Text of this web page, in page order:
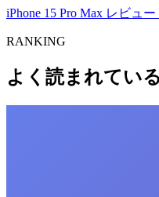
iPhone 15 Pro Max レビュ
RANKING
よく読まれてい